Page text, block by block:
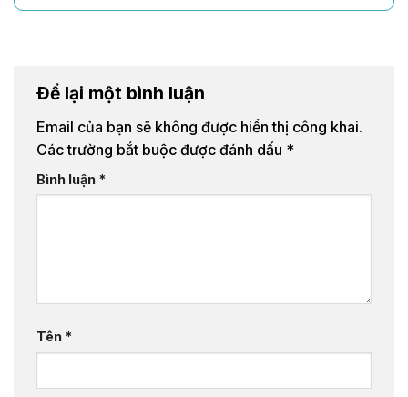
Để lại một bình luận
Email của bạn sẽ không được hiển thị công khai.
Các trường bắt buộc được đánh dấu *
Bình luận *
Tên *